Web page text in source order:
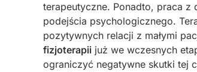
terapeutyczne. Ponadto, praca
podejścia psychologicznego.
pozytywnych relacji z małymi
fizjoterapii już we wczesnych
ograniczyć negatywne skutki tej